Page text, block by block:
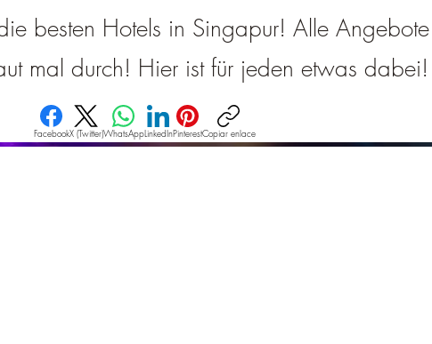
besten Hotels in Singapur! Alle Angebote
mal durch! Hier ist für jeden etwas dabei!
FacebookX (Twitter)WhatsAppLinkedInPinterestCopiar enlace